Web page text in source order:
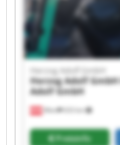
Wien 633 km
Herzog Adolf GmbH
Herzog Adolf GmbH
Adolf GmbH
Preisinfo